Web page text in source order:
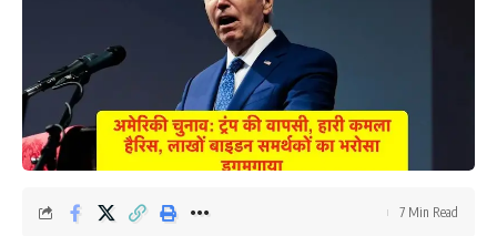
7 Min Read